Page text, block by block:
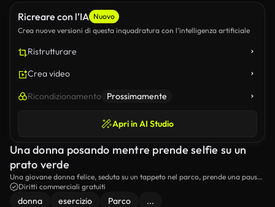
Ricreare con l’IA Nuovo
Crea nuove versioni di questa inquadratura con l’intelligenza artificiale
Ristrutturare
Crea video
Ricondizionamento Prossimamente
Apri in AI Studio
Una donna posando mentre prende selfie su un
prato verde
Una giovane donna felice, seduta su un tappeto nel parco, prende una pausa
dalla sua routine di allenamento yoga per scattare alcune selfie usando il suo
smartphone.
Diritti commerciali gratuiti
donna esercizio Parco ...